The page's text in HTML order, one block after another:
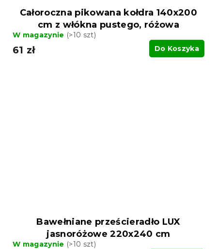
Całoroczna pikowana kołdra 140x200
cm z włókna pustego, różowa
W magazynie (>10 szt)
61 zł Do Koszyka
Bawełniane prześcieradło LUX
jasnoróżowe 220x240 cm
W magazynie (>10 szt)